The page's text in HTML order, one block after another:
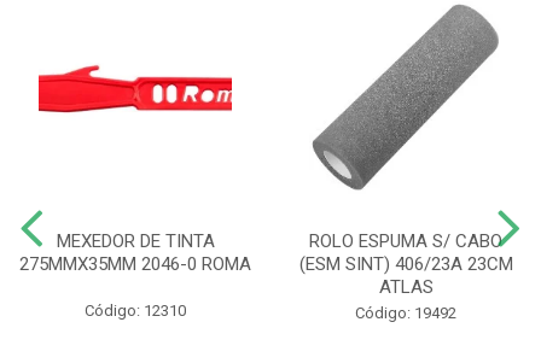
MEXEDOR DE TINTA
275MMX35MM 2046-0 ROMA
Código: 12310
ROLO ESPUMA S/ CABO
(ESM SINT) 406/23A 23CM
ATLAS
Código: 19492